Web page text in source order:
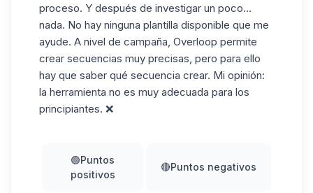
proceso. Y después de investigar un poco...
nada. No hay ninguna plantilla disponible que me
ayude. A nivel de campaña, Overloop permite
crear secuencias muy precisas, pero para ello
hay que saber qué secuencia crear. Mi opinión:
la herramienta no es muy adecuada para los
principiantes. ❌
🟢Puntos
positivos
🔴Puntos negativos